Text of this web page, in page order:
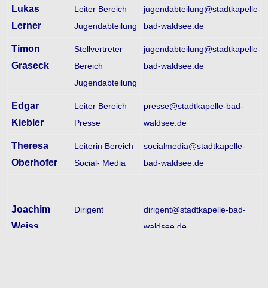
Lukas
Lerner
Leiter Bereich
Jugendabteilung
jugendabteilung@stadtkapelle-
bad-waldsee.de
Timon
Graseck
Stellvertreter
Bereich
Jugendabteilung
jugendabteilung@stadtkapelle-
bad-waldsee.de
Edgar
Kiebler
Leiter Bereich
Presse
presse@stadtkapelle-bad-
waldsee.de
Theresa
Oberhofer
Leiterin Bereich
Social- Media
socialmedia@stadtkapelle-
bad-waldsee.de
Joachim
Weiss
Dirigent
dirigent@stadtkapelle-bad-
waldsee.de